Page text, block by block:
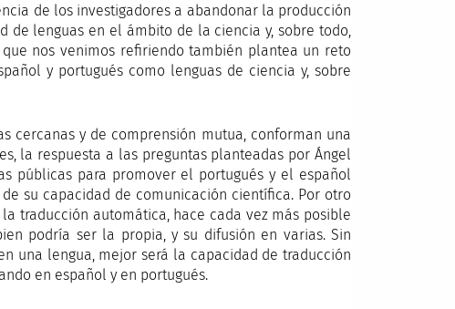
de los investigadores a abandonar la producción
de lenguas en el ámbito de la ciencia y, sobre todo,
nos venimos refiriendo también plantea un reto
y portugués como lenguas de ciencia y, sobre
cercanas y de comprensión mutua, conforman una
la respuesta a las preguntas planteadas por Ángel
públicas para promover el portugués y el español
su capacidad de comunicación científica. Por otro
traducción automática, hace cada vez más posible
podría ser la propia, y su difusión en varias. Sin
una lengua, mejor será la capacidad de traducción
en español y en portugués.